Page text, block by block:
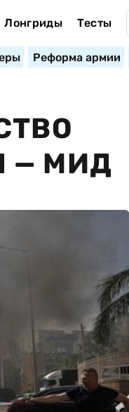
Лонгриды Тесты
Реформа армии
— МИД